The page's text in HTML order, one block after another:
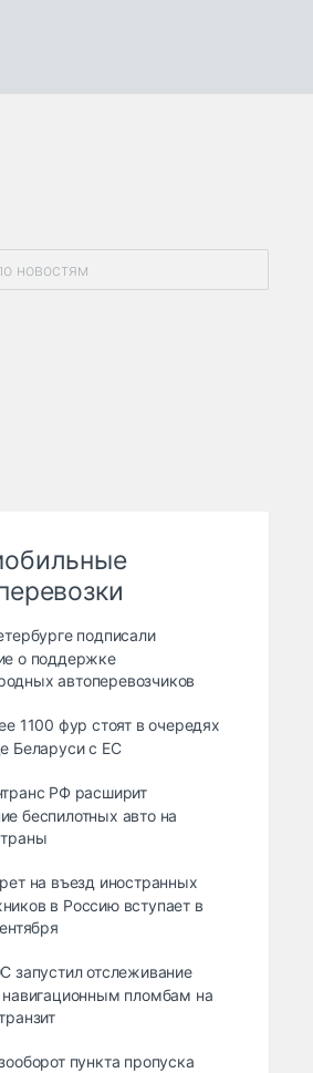
подписали
о поддержке
автоперевозчиков
1100 фур стоят в очередях
Беларуси с ЕС
РФ расширит
беспилотных авто на
на въезд иностранных
в Россию вступает в
запустил отслеживание
навигационным пломбам на
пункта пропуска